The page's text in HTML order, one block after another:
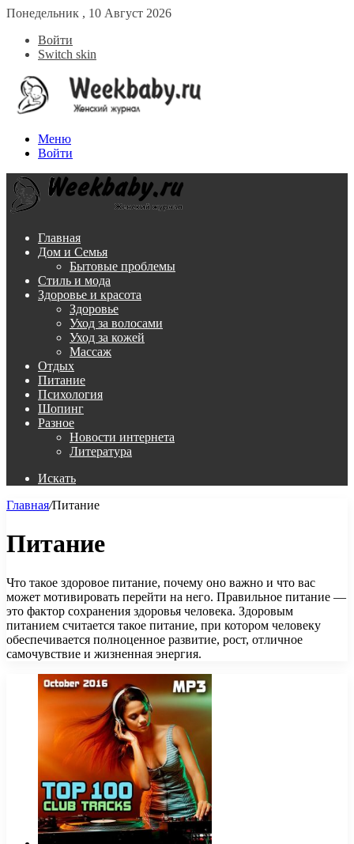
Понедельник , 10 Август 2026
Войти
Switch skin
Меню
Войти
Главная
Дом и Семья
Бытовые проблемы
Стиль и мода
Здоровье и красота
Здоровье
Уход за волосами
Уход за кожей
Массаж
Отдых
Питание
Психология
Шопинг
Разное
Новости интернета
Литература
Искать
Главная/Питание
Питание
Что такое здоровое питание, почему оно важно и что вас
может мотивировать перейти на него. Правильное питание —
это фактор сохранения здоровья человека. Здоровым
питанием считается такое питание, при котором человеку
обеспечивается полноценное развитие, рост, отличное
самочувствие и жизненная энергия.